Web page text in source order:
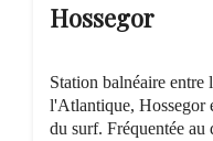
Hossegor
Station balnéaire entre
l'Atlantique, Hossegor
du surf. Fréquentée